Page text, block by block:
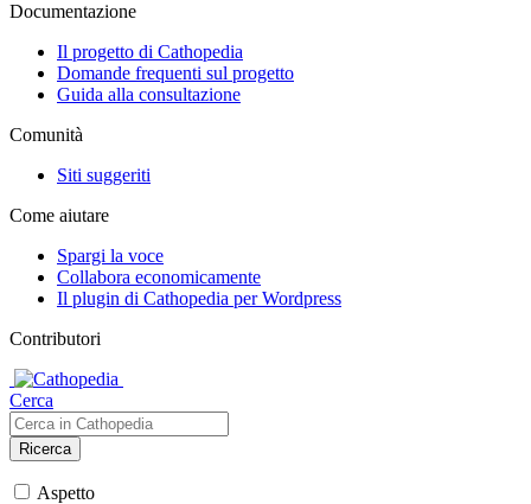
Documentazione
Il progetto di Cathopedia
Domande frequenti sul progetto
Guida alla consultazione
Comunità
Siti suggeriti
Come aiutare
Spargi la voce
Collabora economicamente
Il plugin di Cathopedia per Wordpress
Contributori
Cerca
Ricerca
Aspetto